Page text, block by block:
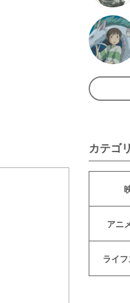
カテゴ
アニ
ライ